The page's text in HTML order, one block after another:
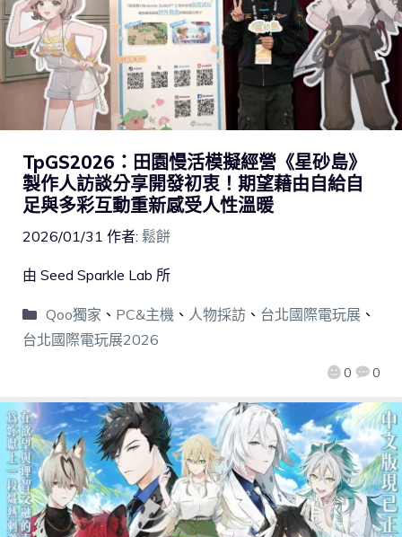
TpGS2026：田園慢活模擬經營《星砂島》
製作人訪談分享開發初衷！期望藉由自給自
足與多彩互動重新感受人性溫暖
2026/01/31 作者: 鬆餅
0 0
由 Seed Sparkle Lab 所
Qoo獨家 、 PC&主機 、 人物採訪、 台北國際電玩展、
台北國際電玩展2026